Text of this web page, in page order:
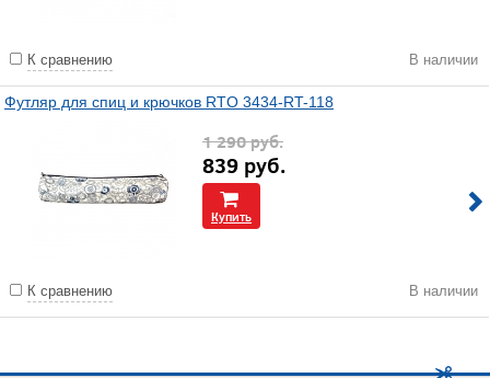
К сравнению В наличии
Футляр для спиц и крючков RTO 3434-RT-118
1 290руб.
839 руб.
Купить
К сравнению В наличии